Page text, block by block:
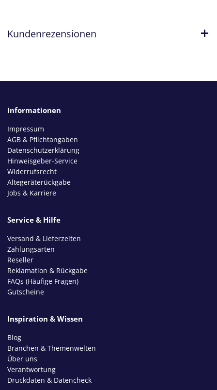
Kundenrezensionen
Informationen
Impressum
AGB & Pflichtangaben
Datenschutzerklärung
Hinweisgeber-Service
Widerrufsrecht
Altegeräterückgabe
Jobs & Karriere
Service & Hilfe
Versand & Lieferzeiten
Zahlungsarten
Reseller
Reklamation & Rückgabe
FAQs (Häufige Fragen)
Gutscheine
Inspiration & Wissen
Blog
Branchen & Themenwelten
Über uns
Verantwortung
Druckdaten & Datencheck